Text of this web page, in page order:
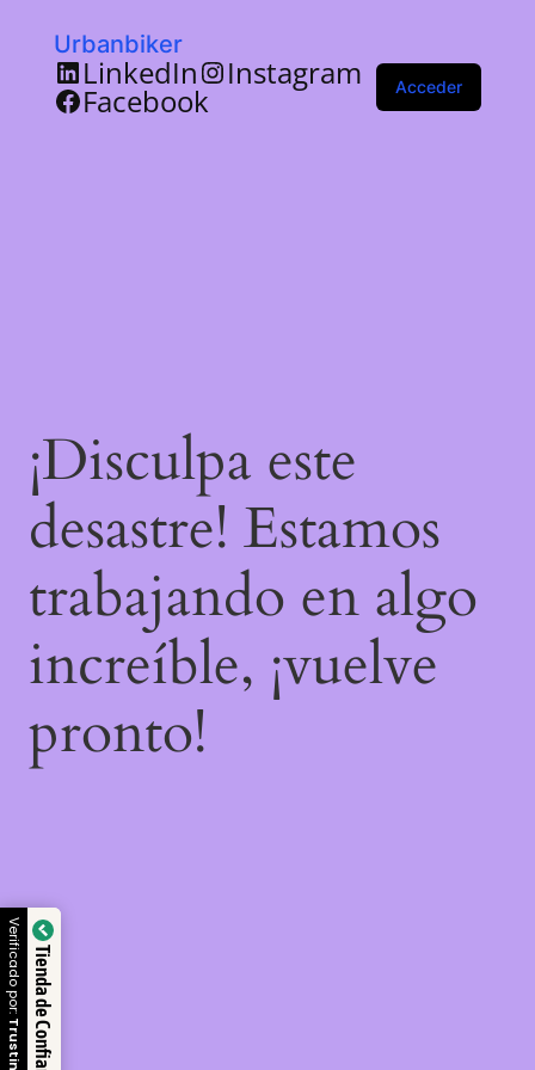
Urbanbiker
LinkedIn Instagram
Facebook Acceder
¡Disculpa este
desastre! Estamos
trabajando en algo
increíble, ¡vuelve
pronto!
Tienda de Confianza
Verificado por: